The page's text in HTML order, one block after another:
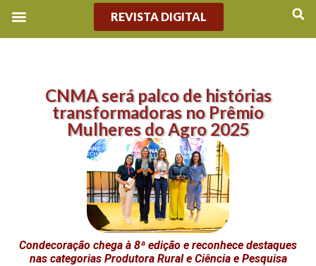
REVISTA DIGITAL
CNMA será palco de histórias
transformadoras no Prêmio
Mulheres do Agro 2025
Condecoração chega à 8ª edição e reconhece destaques
nas categorias Produtora Rural e Ciência e Pesquisa